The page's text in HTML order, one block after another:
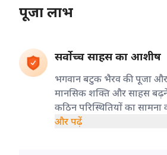
पूजा लाभ
सर्वोच्च साहस का आशीष
भगवान बटुक भैरव की पूजा
मानसिक शक्ति और साहस
कठिन परिस्थितियों का
है और मन स्थिर महसूस होता है।
और पढ़ें